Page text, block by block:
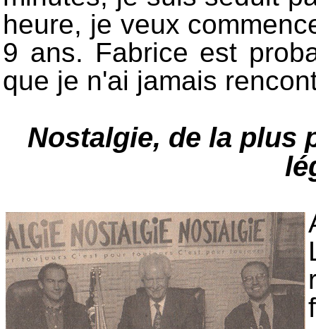
heure, je veux
9 ans. Fabrice est
que je n'ai jamais
Nostalgie, de la plus